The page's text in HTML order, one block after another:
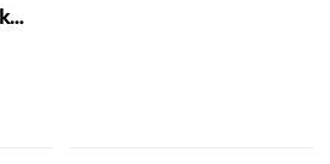
Bang Bang Chicken